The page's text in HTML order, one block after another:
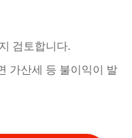
검토합니다.
가산세 등 불이익이 발